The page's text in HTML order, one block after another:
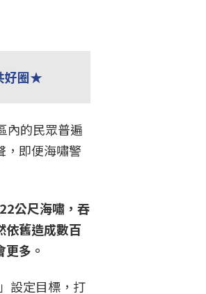
好圈★
內的民眾普遍
，即便海嘯警
公尺海嘯，吞
依舊造成數百
多。
設定目標，打